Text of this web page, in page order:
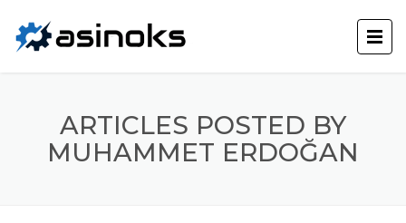
ARTICLES POSTED BY
MUHAMMET ERDOĞAN